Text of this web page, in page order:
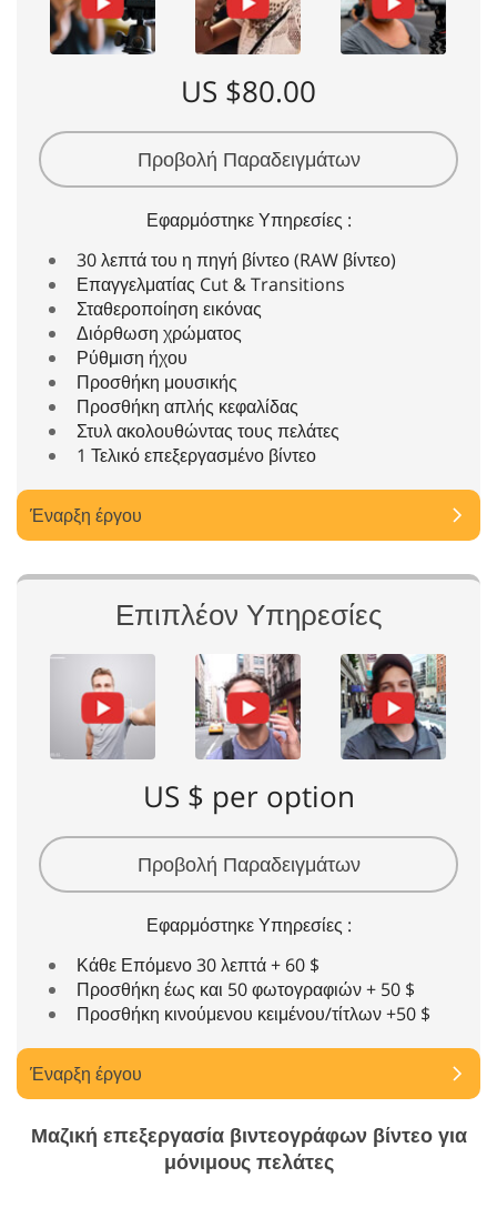
US $80.00
Προβολή Παραδειγμάτων
Εφαρμόστηκε Υπηρεσίες :
30 λεπτά του η πηγή βίντεο (RAW βίντεο)
Επαγγελματίας Cut & Transitions
Σταθεροποίηση εικόνας
Διόρθωση χρώματος
Ρύθμιση ήχου
Προσθήκη μουσικής
Προσθήκη απλής κεφαλίδας
Στυλ ακολουθώντας τους πελάτες
1 Τελικό επεξεργασμένο βίντεο
Έναρξη έργου
Επιπλέον Υπηρεσίες
US $ per option
Προβολή Παραδειγμάτων
Εφαρμόστηκε Υπηρεσίες :
Κάθε Επόμενο 30 λεπτά + 60 $
Προσθήκη έως και 50 φωτογραφιών + 50 $
Προσθήκη κινούμενου κειμένου/τίτλων +50 $
Έναρξη έργου
Μαζική επεξεργασία βιντεογράφων βίντεο για
μόνιμους πελάτες